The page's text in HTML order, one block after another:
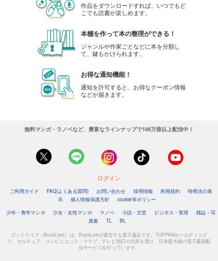
作品をダウンロードすれば、いつでもど
こでも読書が楽しめます。
本棚を作って本の整理ができる！
ジャンルや作家ごとなどに本を分類し
て、鍵もかけられます。
お得な通知機能！
通知を許可すると、お得なクーポン情報
などが届きます。
無料マンガ・ラノベなど、豊富なラインナップで188万冊以上配信中！
ログイン
ご利用ガイド FAQ(よくある質問) お問い合わせ 採用情報 利用規約
特商法の表
示
個人情報保護方針
cookie等ポリシー
少年・青年マンガ
少女・女性マンガ ラノベ 小説・文芸 ビジネス・実用
雑誌・写
真集
TL BL
ブックライブ（BookLive!）は、BookLiveが運営する電子書店です。TOPPANホールディング
ス、カルチュア・コンビニエンス・クラブ、テレビ朝日の出資を受け、日本最大級の電子書籍配
信サービスを行っています。